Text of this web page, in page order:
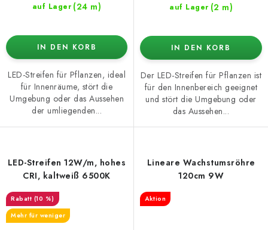
auf Lager (24 m)
IN DEN KORB
LED-Streifen für Pflanzen, ideal
für Innenräume, stört die
Umgebung oder das Aussehen
der umliegenden...
auf Lager (2 m)
IN DEN KORB
Der LED-Streifen für Pflanzen ist
für den Innenbereich geeignet
und stört die Umgebung oder
das Aussehen...
LED-Streifen 12W/m, hohes
CRI, kaltweiß 6500K
(10 %)
Mehr für weniger
Lineare Wachstumsröhre
120cm 9W
Aktion